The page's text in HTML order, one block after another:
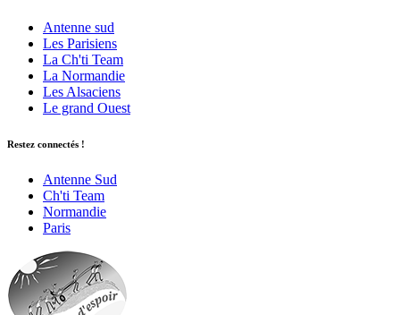
Antenne sud
Les Parisiens
La Ch'ti Team
La Normandie
Les Alsaciens
Le grand Ouest
Restez connectés !
Antenne Sud
Ch'ti Team
Normandie
Paris